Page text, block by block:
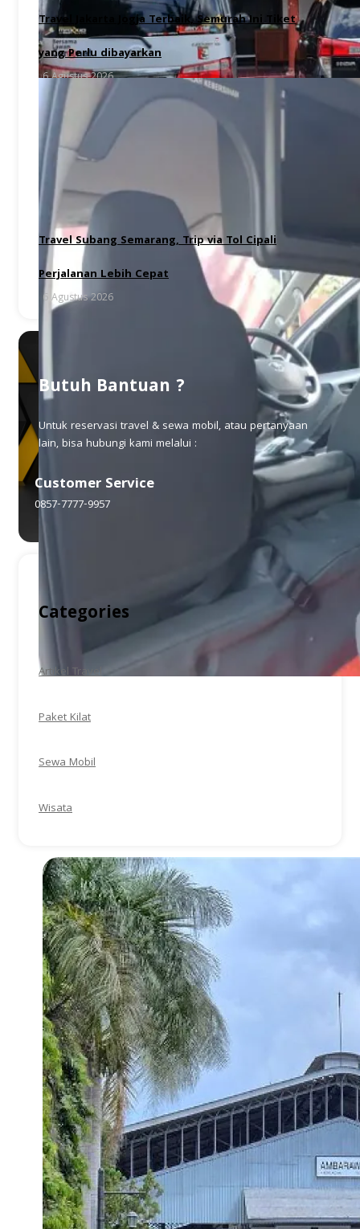
Travel Jakarta Jogja Terbaik, Semurah Ini Tiket
yang Perlu dibayarkan
6 Agustus 2026
Travel Subang Semarang, Trip via Tol Cipali
Perjalanan Lebih Cepat
6 Agustus 2026
Butuh Bantuan ?
Untuk reservasi travel & sewa mobil, atau pertanyaan
lain, bisa hubungi kami melalui :
Customer Service
0857-7777-9957
Categories
Artikel Travel
Paket Kilat
Sewa Mobil
Wisata